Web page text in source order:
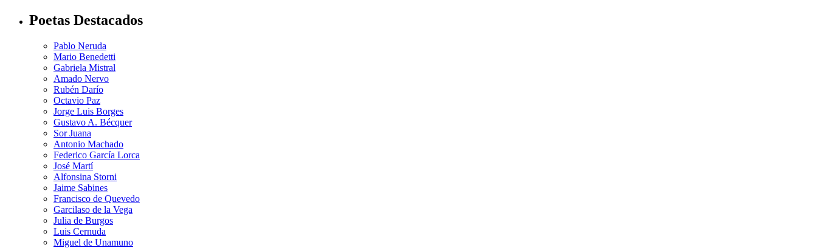
Poetas Destacados
Pablo Neruda
Mario Benedetti
Gabriela Mistral
Amado Nervo
Rubén Darío
Octavio Paz
Jorge Luis Borges
Gustavo A. Bécquer
Sor Juana
Antonio Machado
Federico García Lorca
José Martí
Alfonsina Storni
Jaime Sabines
Francisco de Quevedo
Garcilaso de la Vega
Julia de Burgos
Luis Cernuda
Miguel de Unamuno